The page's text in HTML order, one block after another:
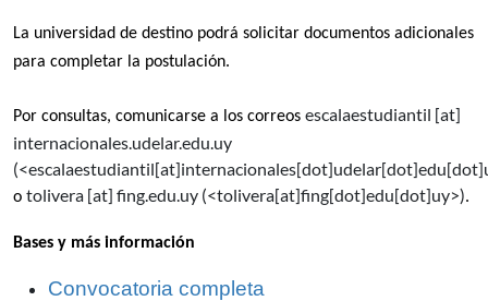
La universidad de destino podrá solicitar documentos adicionales
para completar la postulación.
Por consultas, comunicarse a los correos escalaestudiantil [at]
internacionales.udelar.edu.uy
(
o tolivera [at] fing.edu.uy (<tolivera[at]fing[dot]edu[dot]uy>).
Bases y más información
Convocatoria completa